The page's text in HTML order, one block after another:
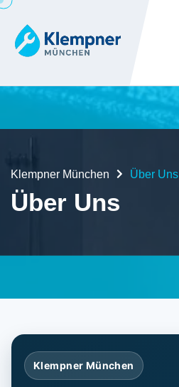
Klempner München Über Uns
Über Uns
Klempner München